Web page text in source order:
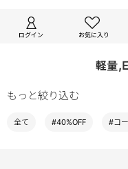
ログイン お気に入り
軽量
もっと絞り込む
全て #40%OFF #コ